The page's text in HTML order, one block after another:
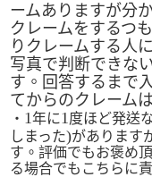
ームありますが分
クレームをするつ
りクレームする人
写真で判断できな
す。回答するまで
てからのクレーム
・ 1年に1度ほど発送
しまった)があります
す。評価でもお褒め
る場合でもこちらに